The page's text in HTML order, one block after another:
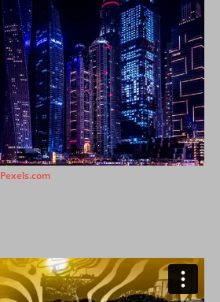
Pexels.com